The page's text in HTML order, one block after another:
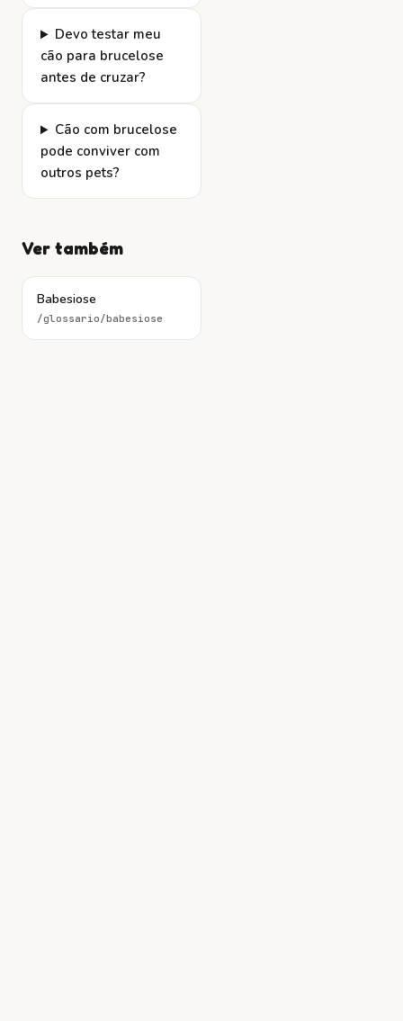
Devo testar meu
cão para brucelose
antes de cruzar?
Cão com brucelose
pode conviver com
outros pets?
Ver também
Babesiose
/glossario/babesiose